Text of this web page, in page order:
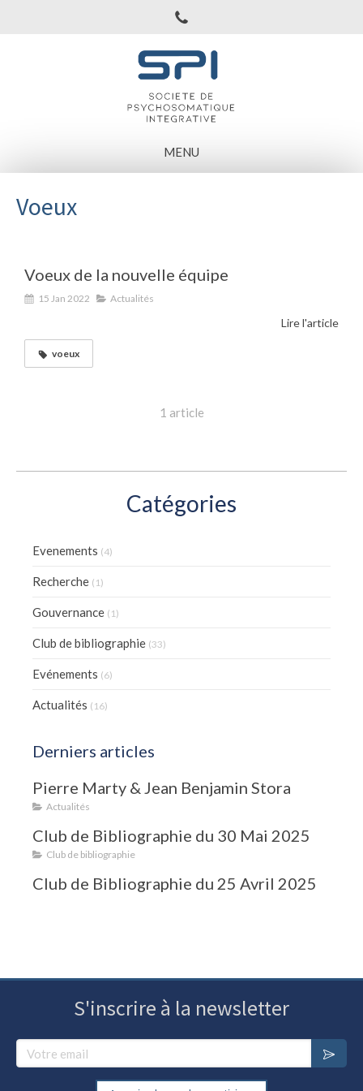
MENU
Voeux
Voeux de la nouvelle équipe
15 Jan 2022 Actualités
Lire l'article
voeux
1 article
Catégories
Evenements (4)
Recherche (1)
Gouvernance (1)
Club de bibliographie (33)
Evénements (6)
Actualités (16)
Derniers articles
Pierre Marty & Jean Benjamin Stora
Actualités
Club de Bibliographie du 30 Mai 2025
Club de bibliographie
Club de Bibliographie du 25 Avril 2025
S'inscrire à la newsletter
Votre email